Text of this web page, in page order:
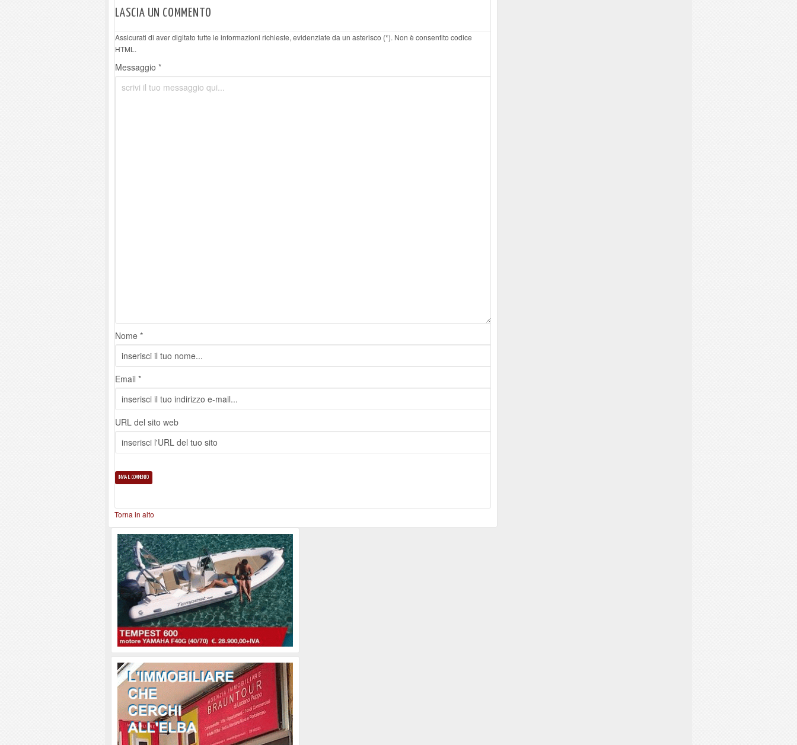
LASCIA UN COMMENTO
Assicurati di aver digitato tutte le informazioni richieste, evidenziate da un asterisco (*). Non è consentito codice
HTML.
Messaggio *
Nome *
Email *
URL del sito web
Torna in alto